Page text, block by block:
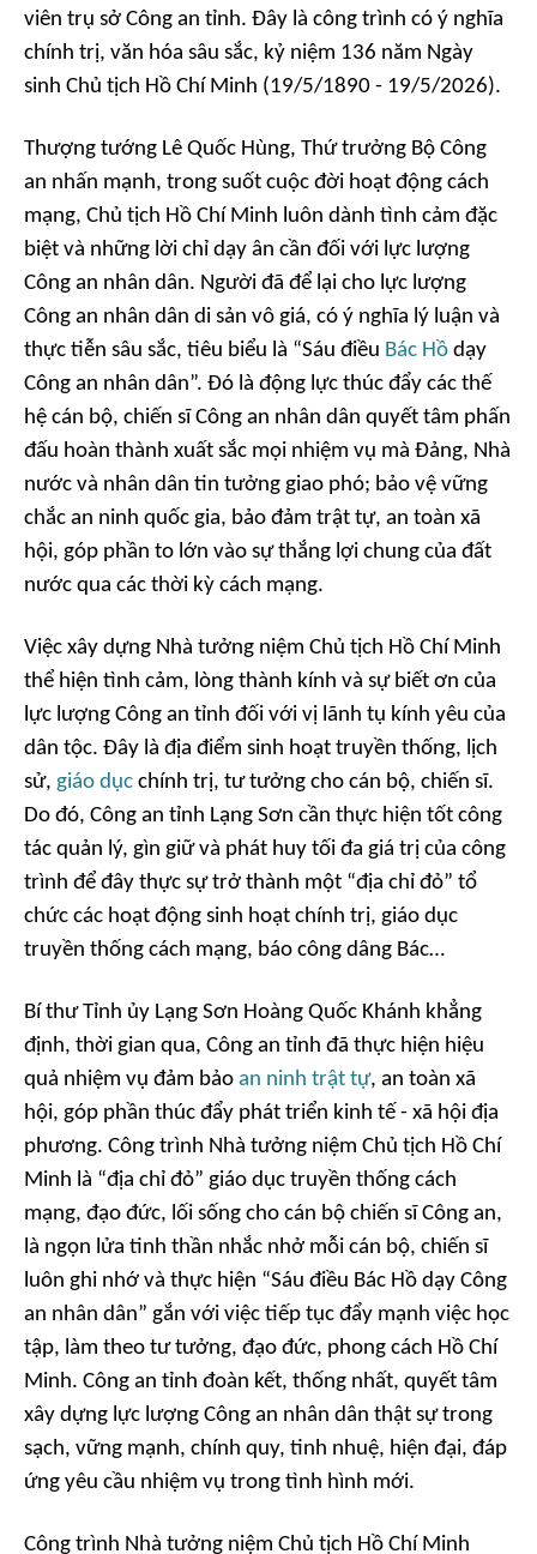
viên trụ sở Công an tỉnh. Đây là công trình có ý nghĩa
chính trị, văn hóa sâu sắc, kỷ niệm 136 năm Ngày
sinh Chủ tịch Hồ Chí Minh (19/5/1890 - 19/5/2026).
Thượng tướng Lê Quốc Hùng, Thứ trưởng Bộ Công
an nhấn mạnh, trong suốt cuộc đời hoạt động cách
mạng, Chủ tịch Hồ Chí Minh luôn dành tình cảm đặc
biệt và những lời chỉ dạy ân cần đối với lực lượng
Công an nhân dân. Người đã để lại cho lực lượng
Công an nhân dân di sản vô giá, có ý nghĩa lý luận và
thực tiễn sâu sắc, tiêu biểu là “Sáu điều Bác Hồ dạy
Công an nhân dân”. Đó là động lực thúc đẩy các thế
hệ cán bộ, chiến sĩ Công an nhân dân quyết tâm phấn
đấu hoàn thành xuất sắc mọi nhiệm vụ mà Đảng, Nhà
nước và nhân dân tin tưởng giao phó; bảo vệ vững
chắc an ninh quốc gia, bảo đảm trật tự, an toàn xã
hội, góp phần to lớn vào sự thắng lợi chung của đất
nước qua các thời kỳ cách mạng.
Việc xây dựng Nhà tưởng niệm Chủ tịch Hồ Chí Minh
thể hiện tình cảm, lòng thành kính và sự biết ơn của
lực lượng Công an tỉnh đối với vị lãnh tụ kính yêu của
dân tộc. Đây là địa điểm sinh hoạt truyền thống, lịch
sử, giáo dục chính trị, tư tưởng cho cán bộ, chiến sĩ.
Do đó, Công an tỉnh Lạng Sơn cần thực hiện tốt công
tác quản lý, gìn giữ và phát huy tối đa giá trị của công
trình để đây thực sự trở thành một “địa chỉ đỏ” tổ
chức các hoạt động sinh hoạt chính trị, giáo dục
truyền thống cách mạng, báo công dâng Bác…
Bí thư Tỉnh ủy Lạng Sơn Hoàng Quốc Khánh khẳng
định, thời gian qua, Công an tỉnh đã thực hiện hiệu
quả nhiệm vụ đảm bảo an ninh trật tự, an toàn xã
hội, góp phần thúc đẩy phát triển kinh tế - xã hội địa
phương. Công trình Nhà tưởng niệm Chủ tịch Hồ Chí
Minh là “địa chỉ đỏ” giáo dục truyền thống cách
mạng, đạo đức, lối sống cho cán bộ chiến sĩ Công an,
là ngọn lửa tinh thần nhắc nhở mỗi cán bộ, chiến sĩ
luôn ghi nhớ và thực hiện “Sáu điều Bác Hồ dạy Công
an nhân dân” gắn với việc tiếp tục đẩy mạnh việc học
tập, làm theo tư tưởng, đạo đức, phong cách Hồ Chí
Minh. Công an tỉnh đoàn kết, thống nhất, quyết tâm
xây dựng lực lượng Công an nhân dân thật sự trong
sạch, vững mạnh, chính quy, tinh nhuệ, hiện đại, đáp
ứng yêu cầu nhiệm vụ trong tình hình mới.
Công trình Nhà tưởng niệm Chủ tịch Hồ Chí Minh